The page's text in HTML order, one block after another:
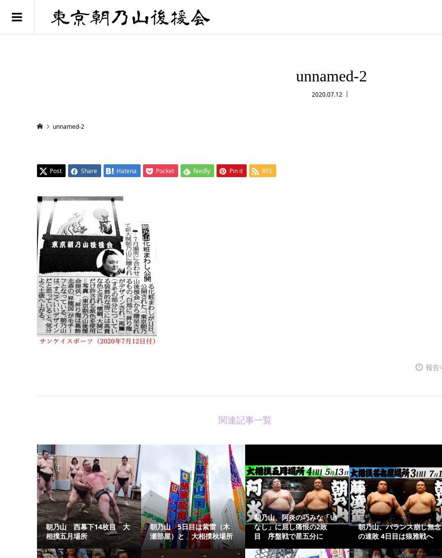
unnamed-2
2020.07.12
unnamed-2
Post Share Hatena Pocket feedly Pin it RSS
報告
関連記事一覧
朝乃山 西幕下14枚目 大
相撲五月場所
朝乃山 5日目は紫雷（木
瀬部屋）と 大相撲秋場所
朝乃山、阿炎の巧みな「い
なし」に屈し痛恨の2敗
目 序盤戦で星五分に
朝乃山、バランス崩し無念
の連敗 4日目は狼雅戦へ